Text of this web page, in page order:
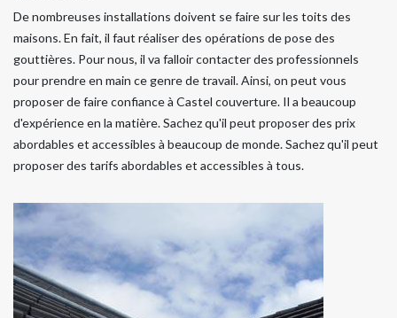
De nombreuses installations doivent se faire sur les toits des
maisons. En fait, il faut réaliser des opérations de pose des
gouttières. Pour nous, il va falloir contacter des professionnels
pour prendre en main ce genre de travail. Ainsi, on peut vous
proposer de faire confiance à Castel couverture. Il a beaucoup
d'expérience en la matière. Sachez qu'il peut proposer des prix
abordables et accessibles à beaucoup de monde. Sachez qu'il peut
proposer des tarifs abordables et accessibles à tous.